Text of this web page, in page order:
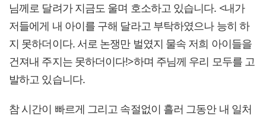
님께로 달려가 지금도 울며 호소하고 있습니다. <내가
저들에게 내 아이를 구해 달라고 부탁하였으나 능히 하
지 못하더이다. 서로 논쟁만 벌였지 물속 저희 아이들을
건져내 주지는 못하더이다!>하며 주님께 우리 모두를 고
발하고 있습니다.
참 시간이 빠르게 그리고 속절없이 흘러 그동안 내 일처